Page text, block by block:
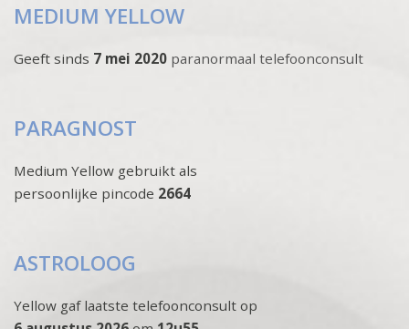
MEDIUM YELLOW
Geeft sinds 7 mei 2020 paranormaal telefoonconsult
PARAGNOST
Medium Yellow gebruikt als
persoonlijke pincode 2664
ASTROLOOG
Yellow gaf laatste telefoonconsult op